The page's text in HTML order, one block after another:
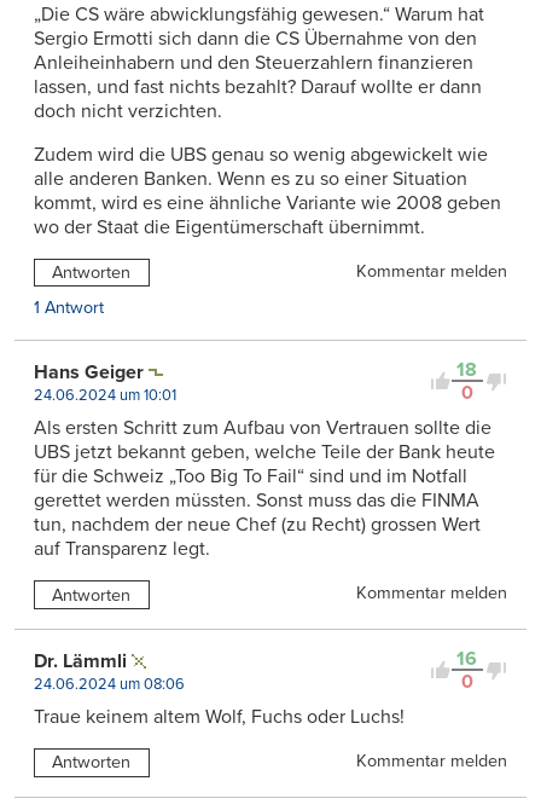
„Die CS wäre abwicklungsfähig gewesen.“ Warum hat
Sergio Ermotti sich dann die CS Übernahme von den
Anleiheinhabern und den Steuerzahlern finanzieren
lassen, und fast nichts bezahlt? Darauf wollte er dann
doch nicht verzichten.
Zudem wird die UBS genau so wenig abgewickelt wie
alle anderen Banken. Wenn es zu so einer Situation
kommt, wird es eine ähnliche Variante wie 2008 geben
wo der Staat die Eigentümerschaft übernimmt.
Antworten
Kommentar melden
1 Antwort
18
0
Hans Geiger
24.06.2024 um 10:01
Als ersten Schritt zum Aufbau von Vertrauen sollte die
UBS jetzt bekannt geben, welche Teile der Bank heute
für die Schweiz „Too Big To Fail“ sind und im Notfall
gerettet werden müssten. Sonst muss das die FINMA
tun, nachdem der neue Chef (zu Recht) grossen Wert
auf Transparenz legt.
Antworten Kommentar melden
16
0
Dr. Lämmli
24.06.2024 um 08:06
Traue keinem altem Wolf, Fuchs oder Luchs!
Antworten Kommentar melden